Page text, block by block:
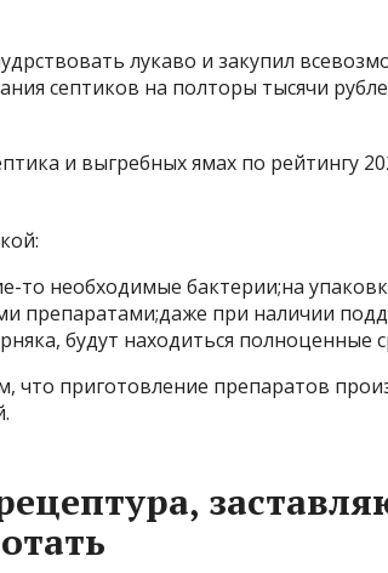
лукаво и закупил
септиков на полторы тысячи
то необходимые бактерии;на
препаратами;даже при наличии
будут находиться полноценные
что приготовление препаратов